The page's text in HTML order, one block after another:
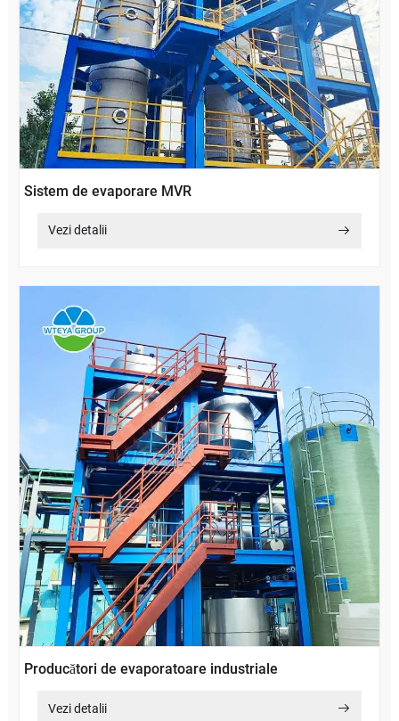
Sistem de evaporare MVR
Vezi detalii
Producători de evaporatoare industriale
Vezi detalii